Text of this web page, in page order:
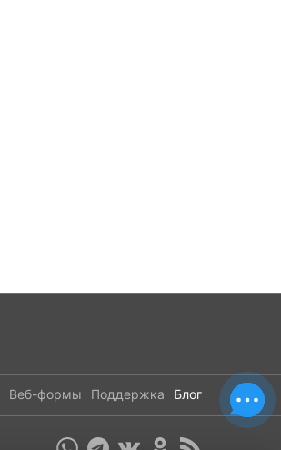
Веб-формы Поддержка Блог